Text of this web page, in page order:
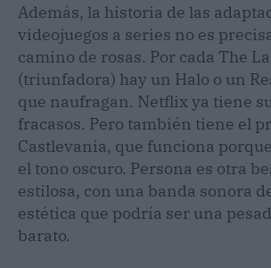
Además, la historia de las
videojuegos a series no es
camino de rosas. Por cada The
(triunfadora) hay un Halo o un
que naufragan. Netflix ya tiene
fracasos. Pero también tiene el
Castlevania, que funciona
el tono oscuro. Persona es otra
estilosa, con una banda sonora
estética que podría ser una
barato.